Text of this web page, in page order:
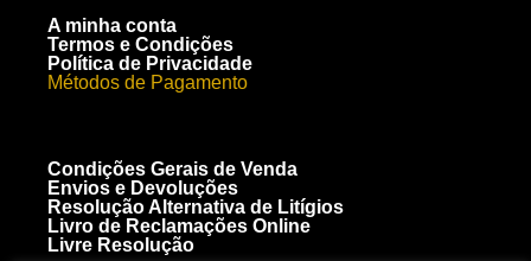
A minha conta
Termos e Condições
Política de Privacidade
Métodos de Pagamento
Condições Gerais de Venda
Envios e Devoluções
Resolução Alternativa de Litígios
Livro de Reclamações Online
Livre Resolução